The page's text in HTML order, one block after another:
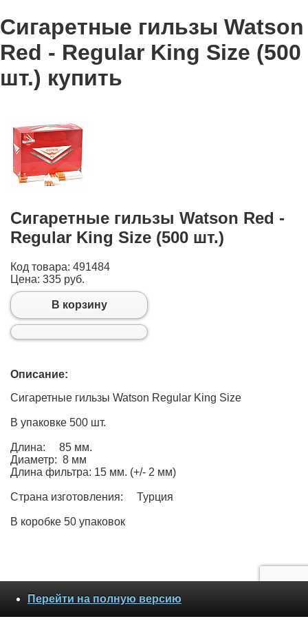
Сигаретные гильзы Watson
Red - Regular King Size (500
шт.) купить
Сигаретные гильзы Watson Red -
Regular King Size (500 шт.)
Код товара: 491484
Цена: 335 руб.
В корзину
Описание:
Сигаретные гильзы Watson Regular King Size
В упаковке 500 шт.
Длина: 85 мм.
Диаметр: 8 мм
Длина фильтра: 15 мм. (+/- 2 мм)
Страна изготовления: Турция
В коробке 50 упаковок
Перейти на полную версию